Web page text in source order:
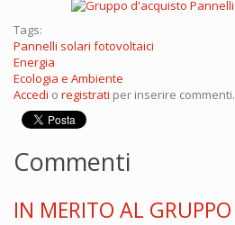
Tags:
Pannelli solari fotovoltaici
Energia
Ecologia e Ambiente
Accedi o registrati per inserire commenti.
Commenti
IN MERITO AL GRUPPO